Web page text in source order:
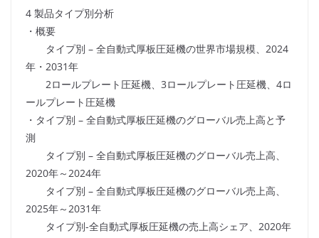
4 製品タイプ別分析
・概要
タイプ別 – 全自動式厚板圧延機の世界市場規模、2024
年・2031年
2ロールプレート圧延機、3ロールプレート圧延機、4ロ
ールプレート圧延機
・タイプ別 – 全自動式厚板圧延機のグローバル売上高と予
測
タイプ別 – 全自動式厚板圧延機のグローバル売上高、
2020年～2024年
タイプ別 – 全自動式厚板圧延機のグローバル売上高、
2025年～2031年
タイプ別-全自動式厚板圧延機の売上高シェア、2020年